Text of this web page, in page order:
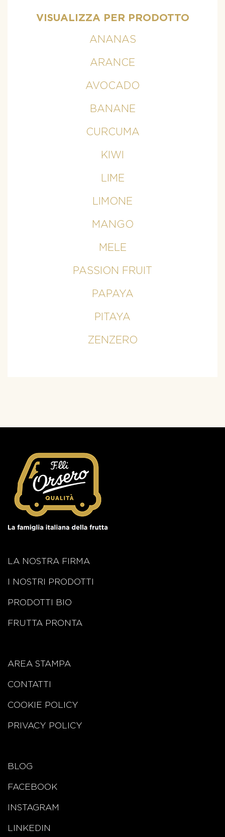
VISUALIZZA PER PRODOTTO
ANANAS
ARANCE
AVOCADO
BANANE
CURCUMA
KIWI
LIME
LIMONE
MANGO
MELE
PASSION FRUIT
PAPAYA
PITAYA
ZENZERO
LA NOSTRA FIRMA
I NOSTRI PRODOTTI
PRODOTTI BIO
FRUTTA PRONTA
AREA STAMPA
CONTATTI
COOKIE POLICY
PRIVACY POLICY
BLOG
FACEBOOK
INSTAGRAM
LINKEDIN